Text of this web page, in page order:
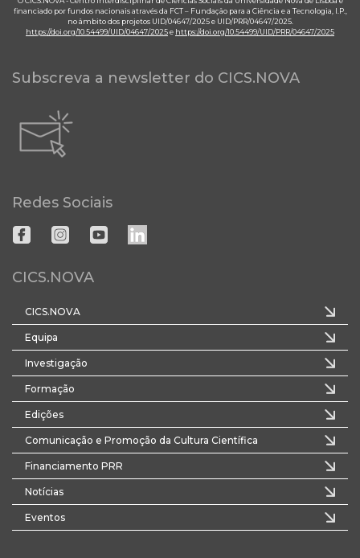
financiado por fundos nacionais através da FCT – Fundação para a Ciência e a Tecnologia, I.P.,
no âmbito dos projetos UID/04647/2025 e UID/PRR/04647/2025.
https://doi.org/10.54499/UID/04647/2025e https://doi.org/10.54499/UID/PRR/04647/2025
Subscreva a newsletter do CICS.NOVA
Redes Sociais
CICS.NOVA
CICS.NOVA
Equipa
Investigação
Formação
Edições
Comunicação e Promoção da Cultura Científica
Financiamento PRR
Notícias
Eventos